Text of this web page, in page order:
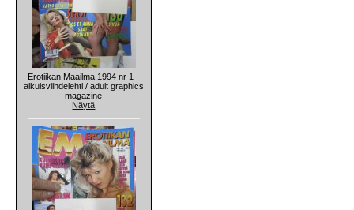
Erotiikan Maailma 1994 nr 1 -
aikuisviihdelehti / adult graphics
magazine
Näytä